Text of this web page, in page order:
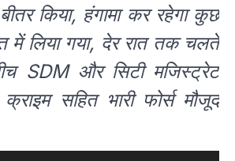
किया, हंगामा कर रहेगा कुछ
में लिया गया, देर रात तक चलते
SDM और सिटी मजिस्ट्रेट
सहित भारी फोर्स मौजूद